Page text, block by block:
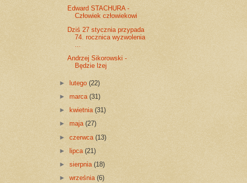
Edward STACHURA -
Człowiek człowiekowi
Dziś 27 stycznia przypada
74. rocznica wyzwolenia
Andrzej Sikorowski -
Będzie lżej
► lutego(22)
►marca(31)
►
kwietnia(31)
► maja(27)
►czerwca(13)
►
lipca(21)
►sierpnia(18)
►września(6)